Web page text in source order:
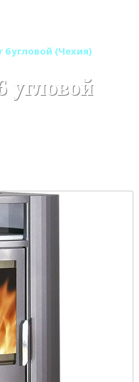
6 угловой (Чехия)
угловой